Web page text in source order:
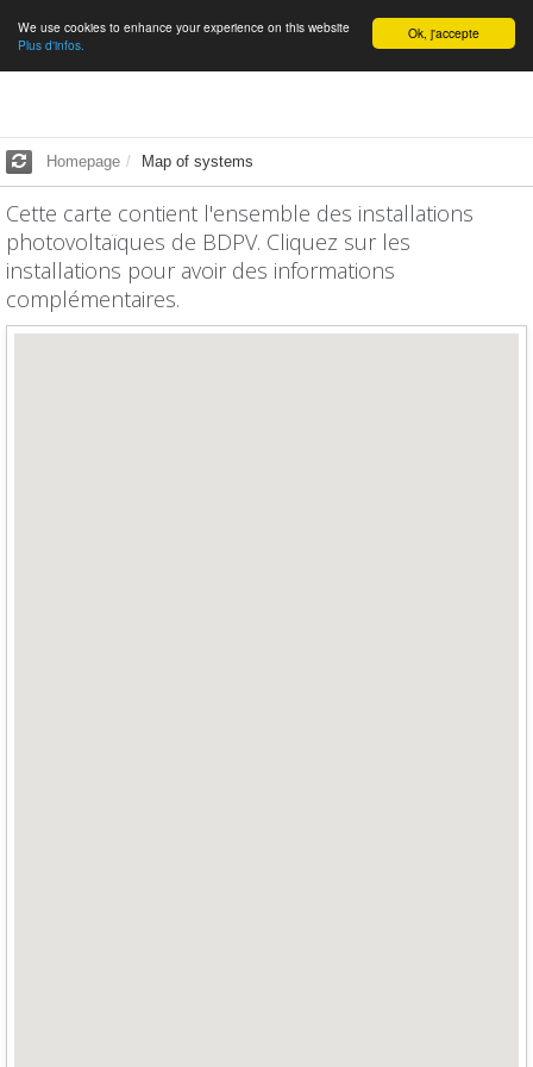
English Ok, j'accepte
We use cookies to enhance your experience on this website
Plus d'infos.
Homepage Map of systems
Cette carte contient l'ensemble des installations
photovoltaïques de BDPV. Cliquez sur les
installations pour avoir des informations
complémentaires.